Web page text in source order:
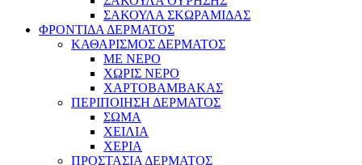
ΣΑΚΟΥΛΑ ΣΚΩΡΑΜΙΔΑΣ
ΦΡΟΝΤΙΔΑ ΔΕΡΜΑΤΟΣ
ΚΑΘΑΡΙΣΜΟΣ ΔΕΡΜΑΤΟΣ
ΜΕ ΝΕΡΟ
ΧΩΡΙΣ ΝΕΡΟ
ΧΑΡΤΟΒΑΜΒΑΚΑΣ
ΠΕΡΙΠΟΙΗΣΗ ΔΕΡΜΑΤΟΣ
ΣΩΜΑ
ΧΕΙΛΙΑ
ΧΕΡΙΑ
ΠΡΟΣΤΑΣΙΑ ΔΕΡΜΑΤΟΣ